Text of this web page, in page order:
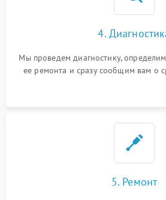
4.
Мы проведем диагностику,
ее ремонта и сразу сообщим вам о
5. Ремонт